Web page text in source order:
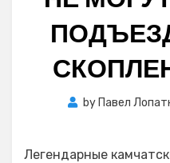
by Павел
Легендарные